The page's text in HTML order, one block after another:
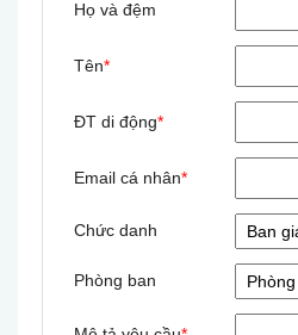
Họ và đệm
Tên*
ĐT di động*
Email cá nhân*
Chức danh
Phòng ban